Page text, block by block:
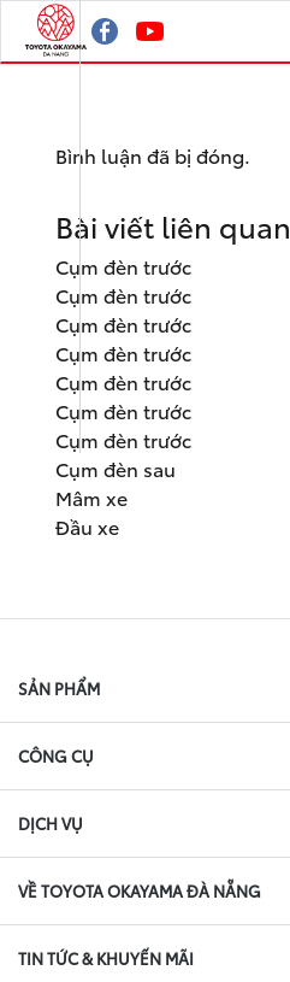
Bình luận đã bị đóng.
Bài viết liên quan
Cụm đèn trước
Cụm đèn trước
Cụm đèn trước
Cụm đèn trước
Cụm đèn trước
Cụm đèn trước
Cụm đèn trước
Cụm đèn sau
Mâm xe
Đầu xe
SẢN PHẨM
CÔNG CỤ
DỊCH VỤ
VỀ TOYOTA OKAYAMA ĐÀ NẴNG
TIN TỨC & KHUYẾN MÃI